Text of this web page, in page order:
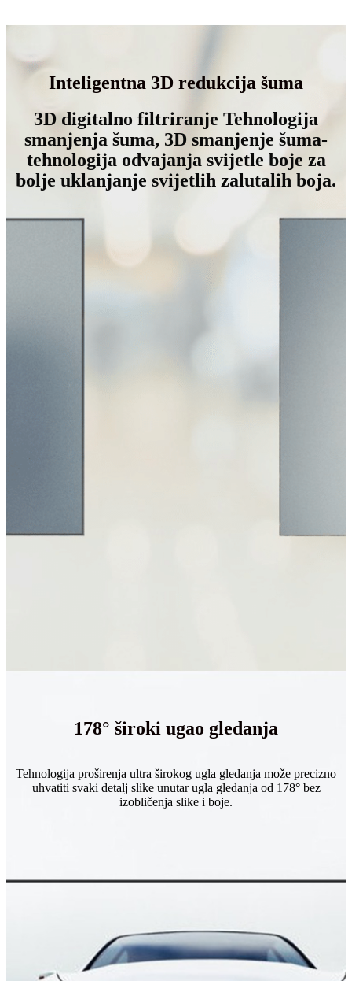
Inteligentna 3D redukcija šuma
3D digitalno filtriranje Tehnologija
smanjenja šuma, 3D smanjenje šuma-
tehnologija odvajanja svijetle boje za
bolje uklanjanje svijetlih zalutalih boja.
178° široki ugao gledanja
Tehnologija proširenja ultra širokog ugla gledanja može precizno
uhvatiti svaki detalj slike unutar ugla gledanja od 178° bez
izobličenja slike i boje.